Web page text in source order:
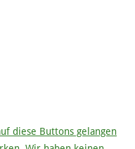
diese Buttons gelangen